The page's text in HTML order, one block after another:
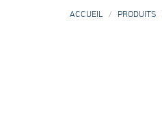
ACCUEIL PRODUITS